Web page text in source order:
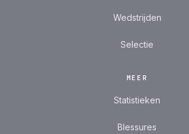
Wedstrijden
Selectie
MEER
Statistieken
Blessures